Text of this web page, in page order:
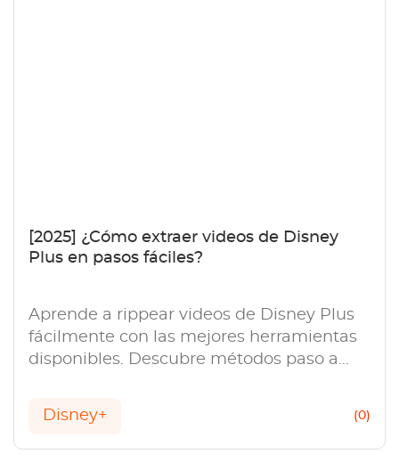
[2025] ¿Cómo extraer videos de Disney
Plus en pasos fáciles?
Aprende a rippear videos de Disney Plus
fácilmente con las mejores herramientas
disponibles. Descubre métodos paso a
Disney+ (0)